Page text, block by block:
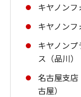
キヤノン
キヤノン
キヤノン
ス（品川）
名古屋支
古屋）